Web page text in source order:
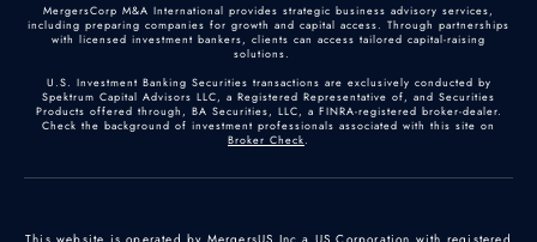
MergersCorp M&A International provides strategic business advisory services,
including preparing companies for growth and capital access. Through partnerships
with licensed investment bankers, clients can access tailored capital-raising
solutions.
U.S. Investment Banking Securities transactions are exclusively conducted by
Spektrum Capital Advisors LLC, a Registered Representative of, and Securities
Products offered through, BA Securities, LLC, a FINRA-registered broker-dealer.
Check the background of investment professionals associated with this site on
Broker Check.